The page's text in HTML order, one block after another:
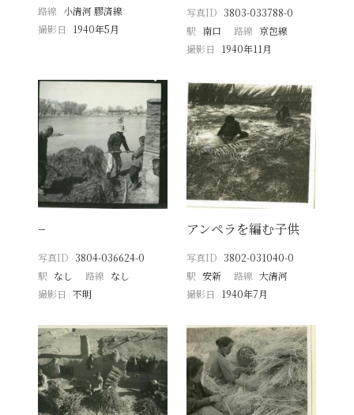
路線 小清河 膠済線
撮影日
1940年5月
写真ID 3803-033788-0
駅 南口 路線 京包線
撮影日
1940年11月
−
写真ID 3804-036624-0
駅 なし 路線 なし
撮影日
不明
アンペラを編む子供
写真ID 3802-031040-0
駅 安新 路線 大清河
撮影日
1940年7月